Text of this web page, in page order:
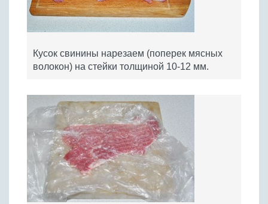
Кусок свинины нарезаем (поперек мясных
волокон) на стейки толщиной 10-12 мм.